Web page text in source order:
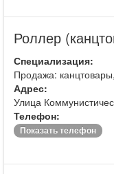
Роллер
Специализация:
Продажа:
Адрес:
Улица
Телефон:
Показать телефон